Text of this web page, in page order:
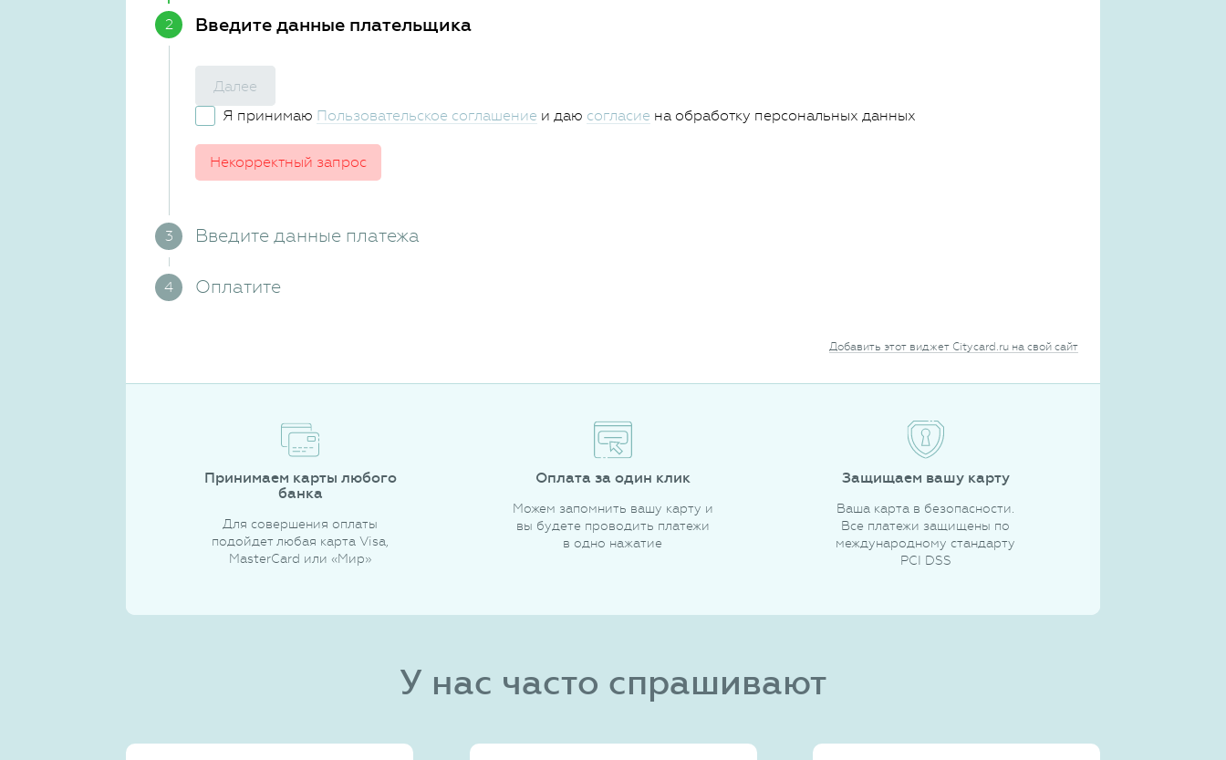
Введите данные плательщика
Далее
Я принимаю Пользовательское соглашение и даю согласие на обработку персональных данных
Некорректный запрос
Введите данные платежа
Оплатите
Добавить этот виджет Citycard.ru на свой сайт
Принимаем карты любого
банка
Для совершения оплаты
подойдет любая карта Visa,
MasterCard или «Мир»
Оплата за один клик
Можем запомнить вашу карту и
вы будете проводить платежи
в одно нажатие
Защищаем вашу карту
Ваша карта в безопасности.
Все платежи защищены по
международному стандарту
PCI DSS
У нас часто спрашивают